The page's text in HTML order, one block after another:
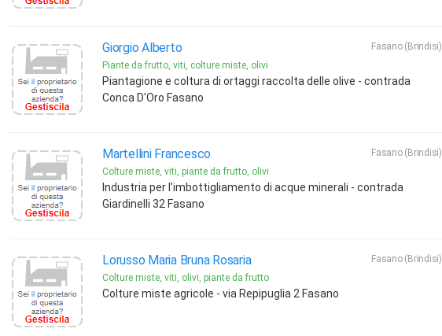
Giorgio Alberto
Fasano (Brindisi)
Piante da frutto, viti, colture miste, olivi
Piantagione e coltura di ortaggi raccolta delle olive - contrada
Conca D'Oro Fasano
Martellini Francesco
Fasano (Brindisi)
Colture miste, viti, piante da frutto, olivi
Industria per l'imbottigliamento di acque minerali - contrada
Giardinelli 32 Fasano
Lorusso Maria Bruna Rosaria
Fasano (Brindisi)
Colture miste, viti, olivi, piante da frutto
Colture miste agricole - via Repipuglia 2 Fasano